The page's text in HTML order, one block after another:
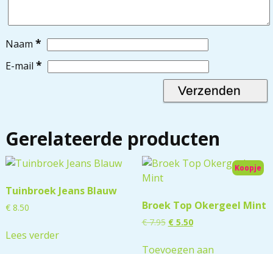
Naam *
E-mail *
Gerelateerde producten
Tuinbroek Jeans Blauw
€8.50
Lees verder
Koopje
Broek Top Okergeel Mint
€7.95 €5.50
Toevoegen aan